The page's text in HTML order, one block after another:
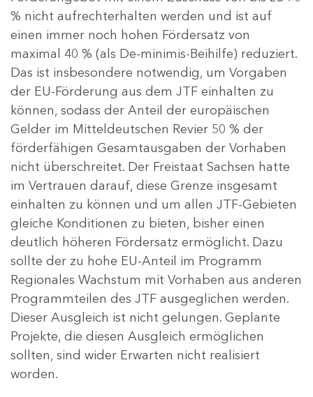
% nicht aufrechterhalten werden und ist auf
einen immer noch hohen Fördersatz von
maximal 40 % (als De-minimis-Beihilfe) reduziert.
Das ist insbesondere notwendig, um Vorgaben
der EU-Förderung aus dem JTF einhalten zu
können, sodass der Anteil der europäischen
Gelder im Mitteldeutschen Revier 50 % der
förderfähigen Gesamtausgaben der Vorhaben
nicht überschreitet. Der Freistaat Sachsen hatte
im Vertrauen darauf, diese Grenze insgesamt
einhalten zu können und um allen JTF-Gebieten
gleiche Konditionen zu bieten, bisher einen
deutlich höheren Fördersatz ermöglicht. Dazu
sollte der zu hohe EU-Anteil im Programm
Regionales Wachstum mit Vorhaben aus anderen
Programmteilen des JTF ausgeglichen werden.
Dieser Ausgleich ist nicht gelungen. Geplante
Projekte, die diesen Ausgleich ermöglichen
sollten, sind wider Erwarten nicht realisiert
worden.